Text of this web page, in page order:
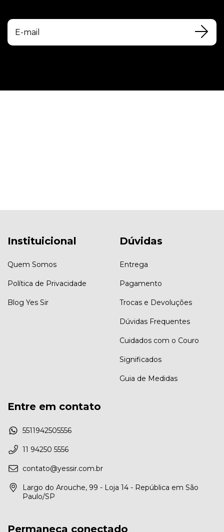
Instituicional
Quem Somos
Política de Privacidade
Blog Yes Sir
Dúvidas
Entrega
Pagamento
Trocas e Devoluções
Dúvidas Frequentes
Cuidados com o Couro
Significados
Guia de Medidas
Entre em contato
5511942505556
11 94250 5556
contato@yessir.com.br
Largo do Arouche, 99 - Loja 14 - República em São
Paulo/SP
Permaneça conectado